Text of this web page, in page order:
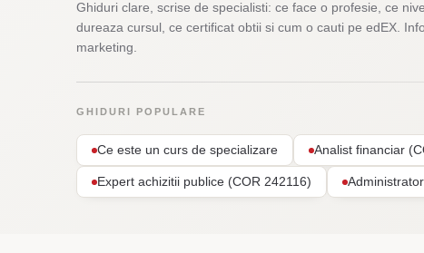
Ghiduri clare, scrise de specialisti: ce face o profesie, ce
dureaza cursul, ce certificat obtii si cum o cauti pe edEX.
marketing.
GHIDURI POPULARE
Ce este un curs de specializare Analist financiar
Expert achizitii publice (COR 242116)